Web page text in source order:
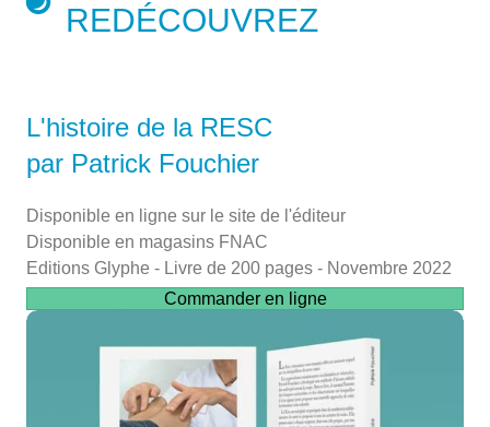
REDÉCOUVREZ
L'histoire de la RESC
par Patrick Fouchier
Disponible en ligne sur le site de l'éditeur
Disponible en magasins FNAC
Editions Glyphe - Livre de 200 pages - Novembre 2022
Commander en ligne